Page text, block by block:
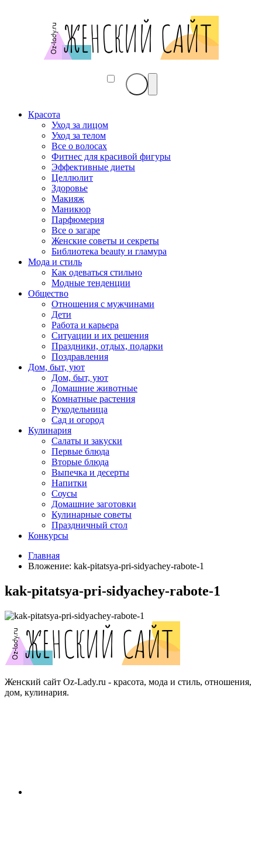
Красота
Уход за лицом
Уход за телом
Все о волосах
Фитнес для красивой фигуры
Эффективные диеты
Целлюлит
Здоровье
Макияж
Маникюр
Парфюмерия
Все о загаре
Женские советы и секреты
Библиотека beauty и гламура
Мода и стиль
Как одеваться стильно
Модные тенденции
Общество
Отношения с мужчинами
Дети
Работа и карьера
Ситуации и их решения
Праздники, отдых, подарки
Поздравления
Дом, быт, уют
Дом, быт, уют
Домашние животные
Комнатные растения
Рукодельница
Сад и огород
Кулинария
Салаты и закуски
Первые блюда
Вторые блюда
Выпечка и десерты
Напитки
Соусы
Домашние заготовки
Кулинарные советы
Праздничный стол
Конкурсы
Главная
Вложение: kak-pitatsya-pri-sidyachey-rabote-1
kak-pitatsya-pri-sidyachey-rabote-1
Женский сайт Oz-Lady.ru - красота, мода и стиль, отношения,
дом, кулинария.